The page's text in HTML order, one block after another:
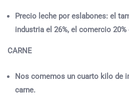
Precio leche por eslabones: el
industria el 26%, el comercio
CARNE
Nos comemos un cuarto kilo de
carne.